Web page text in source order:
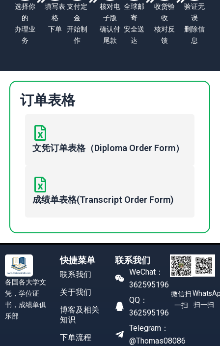
选择你
的
办理业
务
填写表
格
下单
支付定
金
开始制
作
核对电
子版
确认付
尾款
全球邮
寄
安全送
达
收货验
收
核对反
馈
验证无
误
删除信
息
订单表格
文凭订单表格（Diploma Order Form）
成绩单表格(Transcript Order Form)
各国各大学文
凭，学位证
书，成绩单俱
乐部
快捷菜单
联系我们
关于我们
博客及相关
知识
下单流程
联系我们
WeChat：
362595196
QQ：
362595196
Telegram：
@Thomas08086
微信扫
一扫
扫一扫